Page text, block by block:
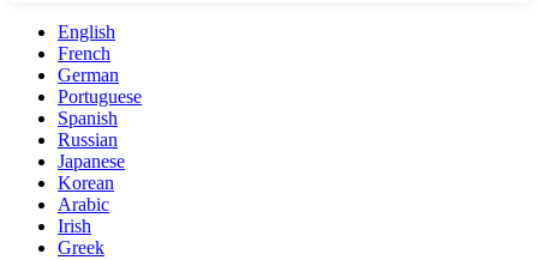
English
French
German
Portuguese
Spanish
Russian
Japanese
Korean
Arabic
Irish
Greek